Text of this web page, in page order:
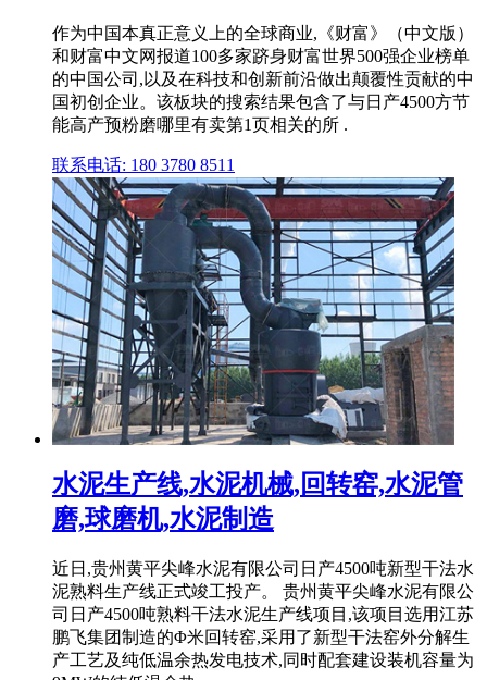
作为中国本真正意义上的全球商业,《财富》（中文版）
和财富中文网报道100多家跻身财富世界500强企业榜单
的中国公司,以及在科技和创新前沿做出颠覆性贡献的中
国初创企业。该板块的搜索结果包含了与日产4500方节
能高产预粉磨哪里有卖第1页相关的所 .
联系电话: 180 3780 8511
水泥生产线,水泥机械,回转窑,水泥管
磨,球磨机,水泥制造
近日,贵州黄平尖峰水泥有限公司日产4500吨新型干法水
泥熟料生产线正式竣工投产。 贵州黄平尖峰水泥有限公
司日产4500吨熟料干法水泥生产线项目,该项目选用江苏
鹏飞集团制造的Φ米回转窑,采用了新型干法窑外分解生
产工艺及纯低温余热发电技术,同时配套建设装机容量为